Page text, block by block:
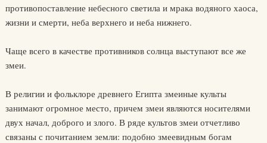
противопоставление небесного светила и мрака водяного хаоса,
жизни и смерти, неба верхнего и неба нижнего.
Чаще всего в качестве противников солнца выступают все же
змеи.
В религии и фольклоре древнего Египта змеиные культы
занимают огромное место, причем змеи являются носителями
двух начал, доброго и злого. В ряде культов змеи отчетливо
связаны с почитанием земли: подобно змеевидным богам